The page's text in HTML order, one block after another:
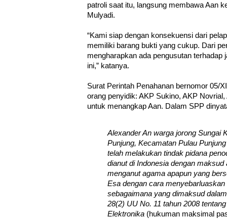
patroli saat itu, langsung membawa Aan
Mulyadi.
“Kami siap dengan konsekuensi dari
memiliki barang bukti yang cukup. Dari
mengharapkan ada pengusutan terhadap
ini,” katanya.
Surat Perintah Penahanan bernomor 05/
orang penyidik: AKP Sukino, AKP
untuk menangkap Aan. Dalam SPP
Alexander An warga jorong Sungai
Punjung, Kecamatan Pulau
telah melakukan tindak pidana
dianut di Indonesia dengan
menganut agama apapun yang
Esa dengan cara
sebagaimana yang dimaksud
28(2) UU No. 11 tahun 2008
Elektronika (hukuman maksimal